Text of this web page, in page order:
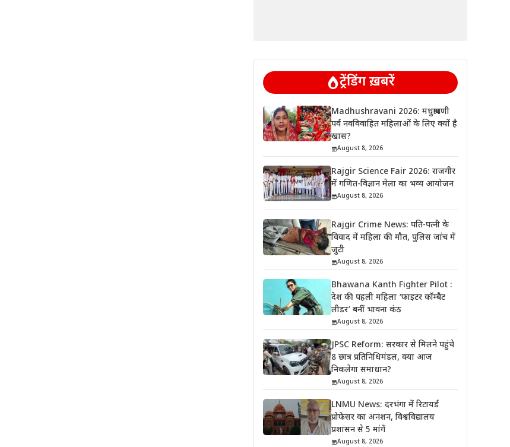
ट्रेंडिंग ख़बरें
Madhushravani 2026: मधुश्रावणी
पर्व नवविवाहित महिलाओं के लिए क्यों है
खास?
August 8, 2026
Rajgir Science Fair 2026: राजगीर
में गणित-विज्ञान मेला का भव्य आयोजन
August 8, 2026
Rajgir Crime News: पति-पत्नी के
विवाद में महिला की मौत, पुलिस जांच में
जुटी
August 8, 2026
Bhawana Kanth Fighter Pilot :
देश की पहली महिला ‘फाइटर कॉम्बैट
लीडर’ बनीं भावना कंठ
August 8, 2026
JPSC Reform: सरकार से मिलने पहुंचे
8 छात्र प्रतिनिधिमंडल, क्या आज
निकलेगा समाधान?
August 8, 2026
LNMU News: दरभंगा में रिटायर्ड
प्रोफेसर का अनशन, विश्वविद्यालय
प्रशासन से 5 मांगें
August 8, 2026